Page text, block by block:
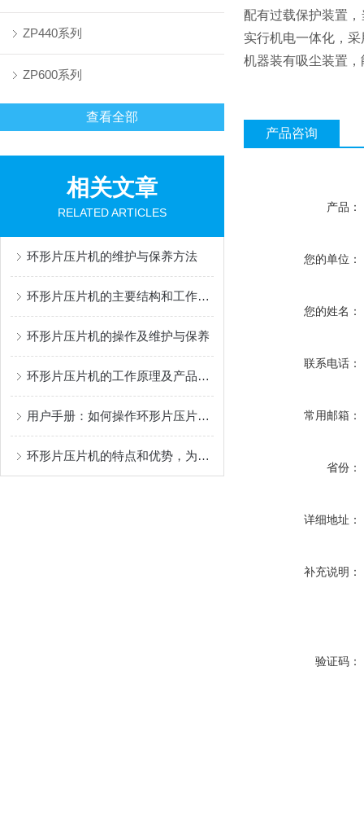
ZP440系列
ZP600系列
查看全部
相关文章
RELATED ARTICLES
环形片压片机的维护与保养方法
环形片压片机的主要结构和工作原理是什么？
环形片压片机的操作及维护与保养
环形片压片机的工作原理及产品特点
用户手册：如何操作环形片压片机以及故障排除
环形片压片机的特点和优势，为企业带来什么价值？
配有过载保护装置
实行机电一体化，
机器装有吸尘装置
产品咨询
产品：
您的单位：
您的姓名：
联系电话：
常用邮箱：
省份：
详细地址：
补充说明：
验证码：